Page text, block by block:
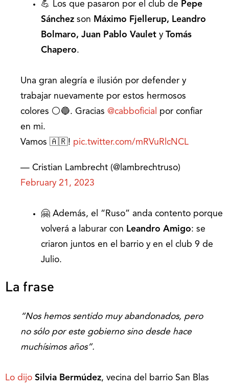
💪 Los que pasaron por el club de Pepe
Sánchez son Máximo Fjellerup, Leandro
Bolmaro, Juan Pablo Vaulet y
Tomás
Chapero.
Una gran alegría e ilusión por defender y
trabajar nuevamente por estos hermosos
colores ⚪️🔵. Gracias @cabboficial
por confiar
en mi.
Vamos 🇦🇷! pic.twitter.com/mRVuRlcNCL
— Cristian Lambrecht (@lambrechtruso)
February 21, 2023
🤗 Además, el “Ruso” anda contento porque
volverá a laburar con Leandro Amigo: se
criaron juntos en el barrio y en el club 9 de
Julio.
La frase
“Nos hemos sentido muy abandonados, pero
no sólo por este gobierno sino desde hace
muchísimos años”.
Lo dijo Silvia Bermúdez, vecina del barrio San Blas